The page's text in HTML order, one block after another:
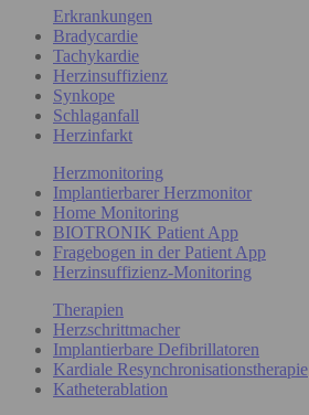
Erkrankungen
Bradycardie
Tachykardie
Herzinsuffizienz
Synkope
Schlaganfall
Herzinfarkt
Herzmonitoring
Implantierbarer Herzmonitor
Home Monitoring
BIOTRONIK Patient App
Fragebogen in der Patient App
Herzinsuffizienz-Monitoring
Therapien
Herzschrittmacher
Implantierbare Defibrillatoren
Kardiale Resynchronisationstherapie
Katheterablation